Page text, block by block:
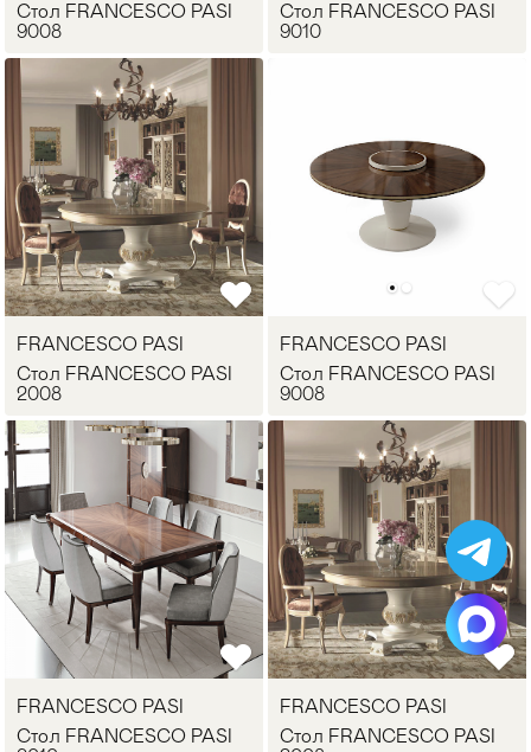
Мягкая мебель >
Кровати
Столы >
Стулья >
Комоды и
Мебель
Стол FRANCESCO PASI
9008
Стол FRANCESCO PASI
9010
FRANCESCO PASI
Стол FRANCESCO PASI
2008
FRANCESCO PASI
Стол FRANCESCO PASI
9008
FRANCESCO PASI
Стол FRANCESCO PASI
FRANCESCO PASI
Стол FRANCESCO PASI